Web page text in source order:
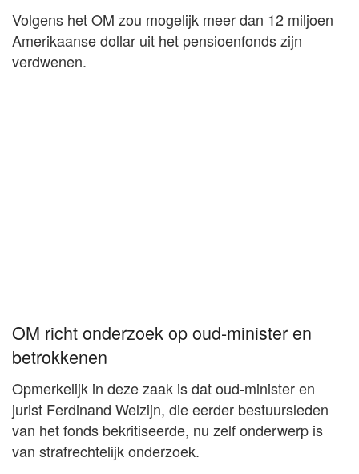
Volgens het OM zou mogelijk meer dan 12 miljoen
Amerikaanse dollar uit het pensioenfonds zijn
verdwenen.
OM richt onderzoek op oud-minister en
betrokkenen
Opmerkelijk in deze zaak is dat oud-minister en
jurist Ferdinand Welzijn, die eerder bestuursleden
van het fonds bekritiseerde, nu zelf onderwerp is
van strafrechtelijk onderzoek.